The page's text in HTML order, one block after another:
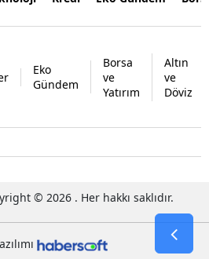
Eko
Gündem
Borsa
ve
Yatırım
Altın
ve
Döviz
© 2026 . Her hakkı saklıdır.